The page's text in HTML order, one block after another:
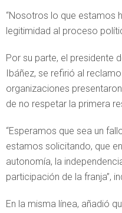
“Nosotros lo que estamos
legitimidad al proceso
Por su parte, el presidente
Ibáñez, se refirió al
organizaciones
de no respetar la primera
“Esperamos que sea un
estamos solicitando, que
autonomía, la
participación de la franja”,
En la misma línea, añadió